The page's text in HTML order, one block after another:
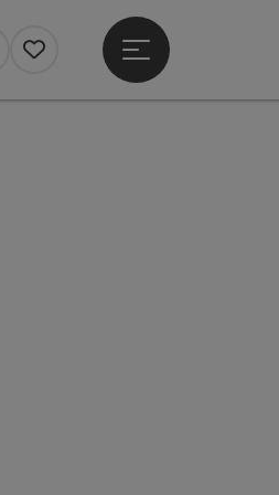
Wetter Linz, Regenschauer
Merkzettel
Hauptmenü öffnen